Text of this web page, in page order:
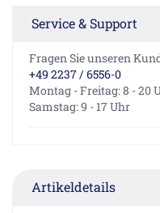
Service & Support
Fragen Sie unseren
+49 2237 / 6556-0
Montag - Freitag: 8 - 20
Samstag: 9 - 17 Uhr
Artikeldetails